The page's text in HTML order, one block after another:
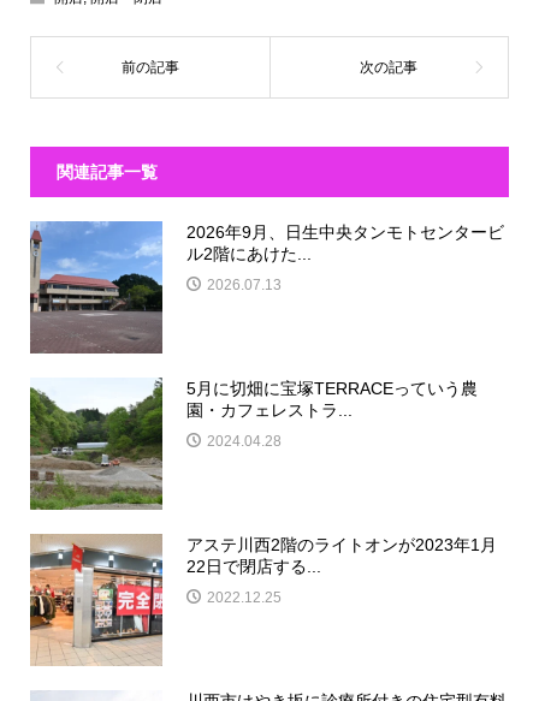
関連記事一覧
2026年9月、日生中央タンモトセンタービ
ル2階にあけた...
2026.07.13
5月に切畑に宝塚TERRACEっていう農
園・カフェレストラ...
2024.04.28
アステ川西2階のライトオンが2023年1月
22日で閉店する...
2022.12.25